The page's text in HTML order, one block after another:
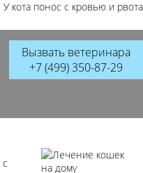
У кота понос с кровью и рвота
Кастрация котов
Вызвать ветеринара
+7 (499) 350-87-29